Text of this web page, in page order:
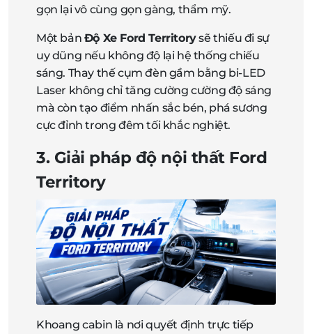
gọn lại vô cùng gọn gàng, thẩm mỹ.
Một bản Độ Xe Ford Territorysẽ thiếu đi sự
uy dũng nếu không độ lại hệ thống chiếu
sáng. Thay thế cụm đèn gầm bằng bi-LED
Laser không chỉ tăng cường cường độ sáng
mà còn tạo điểm nhấn sắc bén, phá sương
cực đỉnh trong đêm tối khắc nghiệt.
3. Giải pháp độ nội thất Ford
Territory
Khoang cabin là nơi quyết định trực tiếp